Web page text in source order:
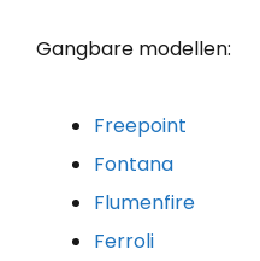
Gangbare modellen:
Freepoint
Fontana
Flumenfire
Ferroli